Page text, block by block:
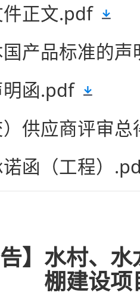
正文.pdf
产品标准的
明函.pdf
供应商评审
函（工程）
告】水村、
棚建设